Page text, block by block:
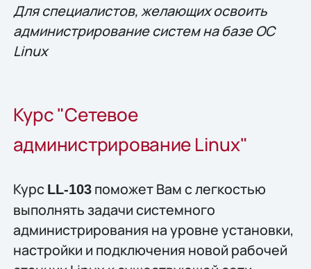
Для специалистов, желающих освоить
администрирование систем на базе ОС
Linux
Курс "Сетевое
администрирование Linux"
Курс LL-103поможет Вам с легкостью
выполнять задачи системного
администрирования на уровне установки,
настройки и подключения новой рабочей